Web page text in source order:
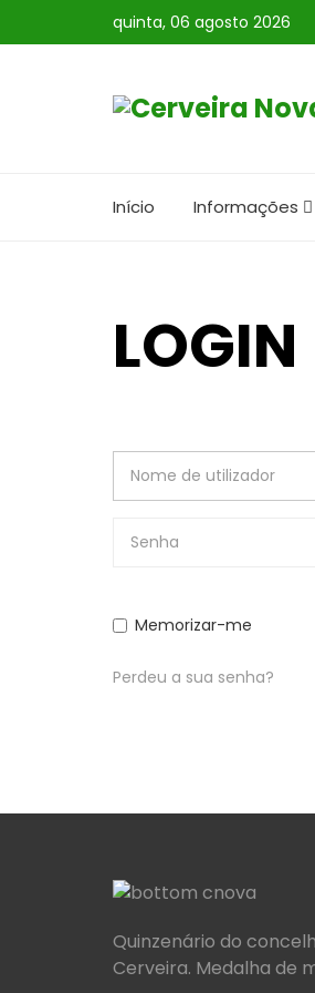
quinta, 06 agosto 2026
Início Informações
LOGIN
Memorizar-me
Perdeu a sua senha?
Quinzenário do
Cerveira. Medalha de